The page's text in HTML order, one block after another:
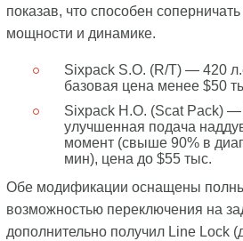
показав, что способен
мощности и динамике.
Sixpack S.O. (R/T) — 420
базовая цена менее $50
Sixpack H.O. (Scat Pack) —
улучшенная подача
момент (свыше 90% в
мин), цена до $55 тыс.
Обе модификации оснащены
возможностью переключения на
дополнительно получил Line Lock